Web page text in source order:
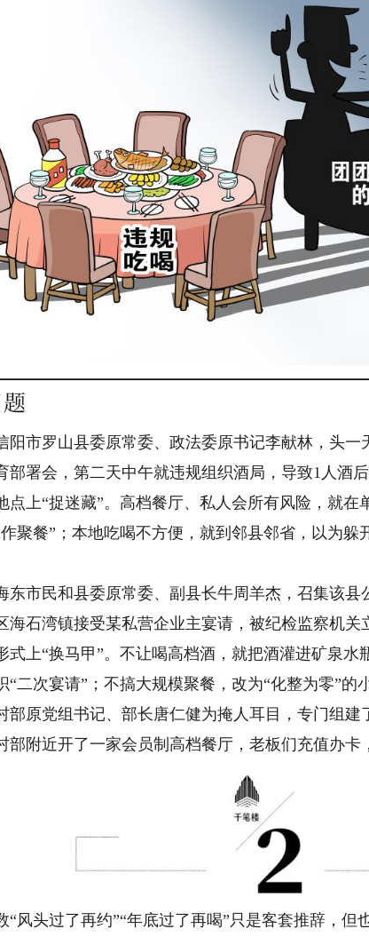
市罗山县委原常委、政法委原书记李献林，头一
部署会，第二天中午就违规组织酒局，导致1人酒后
“捉迷藏”。高档餐厅、私人会所有风险，就在
聚餐”；本地吃喝不方便，就到邻县邻省，以为躲
市民和县委原常委、副县长牛周羊杰，召集该县
海石湾镇接受某私营企业主宴请，被纪检监察机关
上“换马甲”。不让喝高档酒，就把酒灌进矿泉水
“二次宴请”；不搞大规模聚餐，改为“化整为零”
原党组书记、部长唐仁健为掩人耳目，专门组建
部附近开了一家会员制高档餐厅，老板们充值办卡
头过了再约”“年底过了再喝”只是客套推辞，但